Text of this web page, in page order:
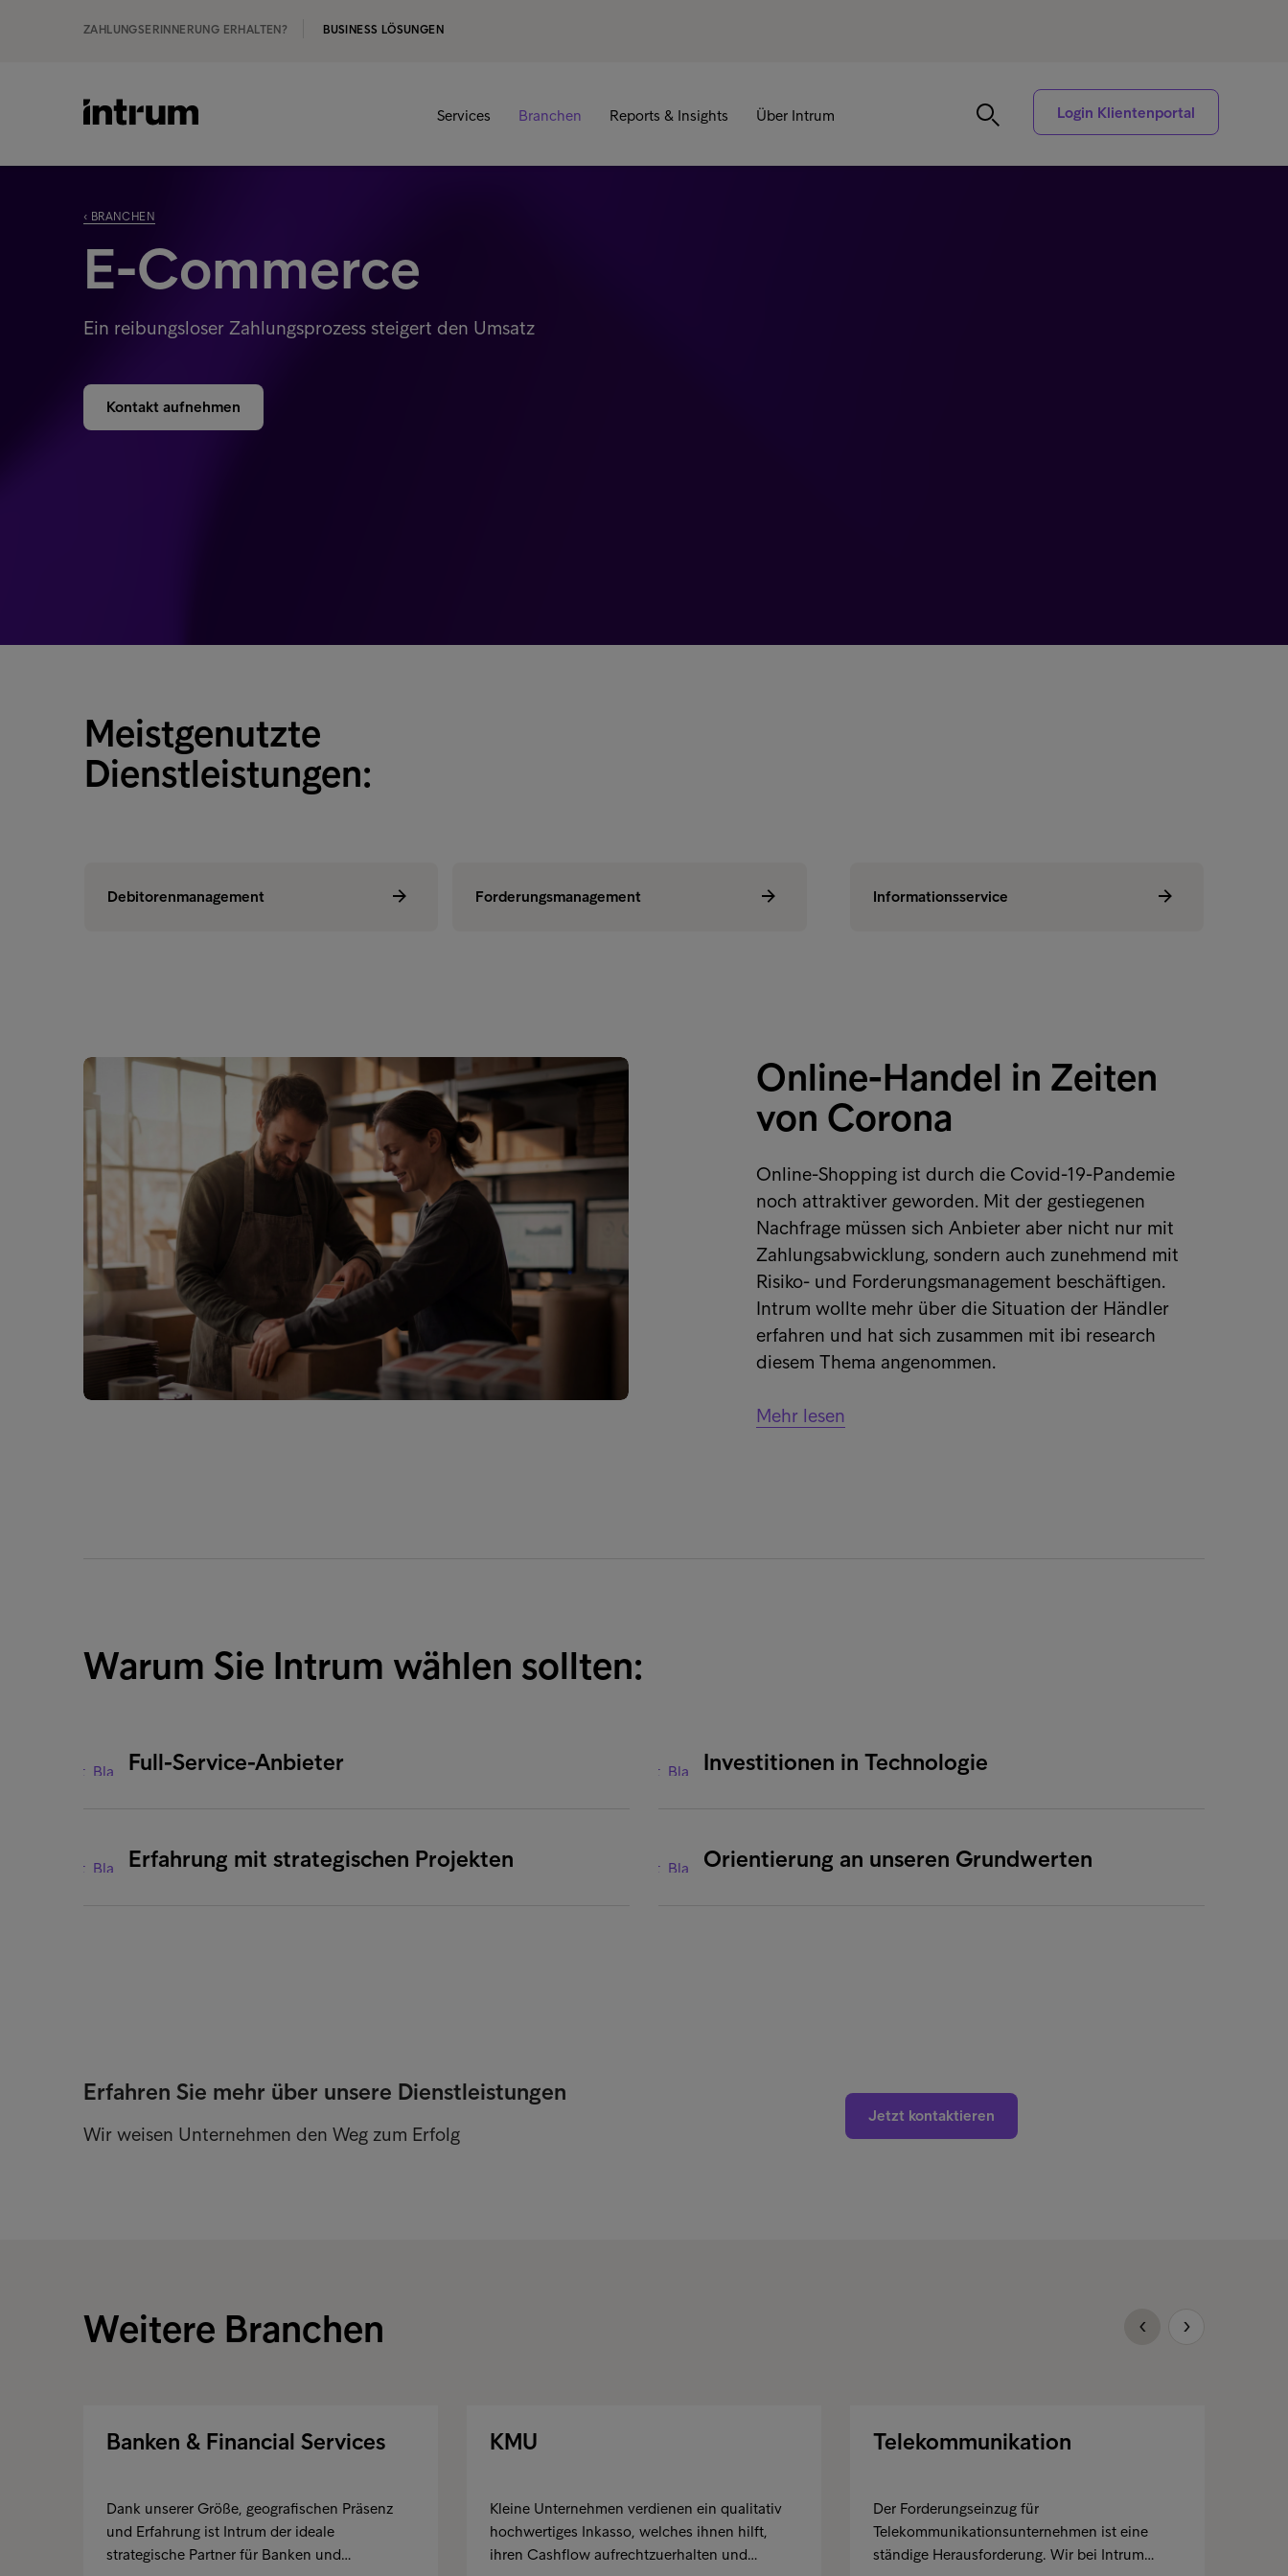
ZAHLUNGSERINNERUNG ERHALTEN? BUSINESS LÖSUNGEN
Services Branchen Reports & Insights Über Intrum Login Klientenportal
‹ BRANCHEN
E-Commerce
Ein reibungsloser Zahlungsprozess steigert den Umsatz
Kontakt aufnehmen
Meistgenutzte
Dienstleistungen:
Debitorenmanagement Debitorenmanagement
Forderungsmanagement Forderungsmanagement
Informationsservice
Online-Handel in Zeiten
von Corona
Online-Shopping ist durch die Covid-19-Pandemie
noch attraktiver geworden. Mit der gestiegenen
Nachfrage müssen sich Anbieter aber nicht nur mit
Zahlungsabwicklung, sondern auch zunehmend mit
Risiko- und Forderungsmanagement beschäftigen.
Intrum wollte mehr über die Situation der Händler
erfahren und hat sich zusammen mit ibi research
diesem Thema angenommen.
Mehr lesen
Warum Sie Intrum wählen sollten:
Full-Service-Anbieter
Erfahrung mit strategischen Projekten
Investitionen in Technologie
Orientierung an unseren Grundwerten
Erfahren Sie mehr über unsere Dienstleistungen
Wir weisen Unternehmen den Weg zum Erfolg
Jetzt kontaktieren
Weitere Branchen
Banken & Financial Services
Dank unserer Größe, geografischen Präsenz
und Erfahrung ist Intrum der ideale
strategische Partner für Banken und…
KMU
Kleine Unternehmen verdienen ein qualitativ
hochwertiges Inkasso, welches ihnen hilft,
ihren Cashflow aufrechtzuerhalten und…
Telekommunikation
Der Forderungseinzug für
Telekommunikationsunternehmen ist eine
ständige Herausforderung. Wir bei Intrum…